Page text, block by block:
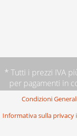
* Tutti i prezzi IVA
per pagamenti in
Condizioni
Informativa sulla privacy